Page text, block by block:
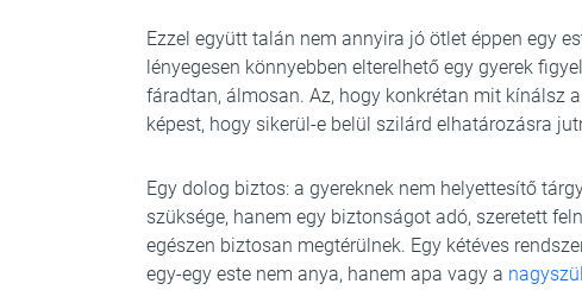
Ezzel együtt talán nem annyira jó ötlet éppen egy
lényegesen könnyebben elterelhető egy gyerek
fáradtan, álmosan. Az, hogy konkrétan mit kínálsz
képest, hogy sikerül-e belül szilárd elhatározásra
Egy dolog biztos: a gyereknek nem helyettesítő
szüksége, hanem egy biztonságot adó, szeretett
egészen biztosan megtérülnek. Egy kétéves
egy-egy este nem anya, hanem apa vagy a